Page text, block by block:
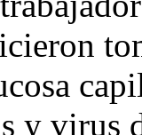
y virus